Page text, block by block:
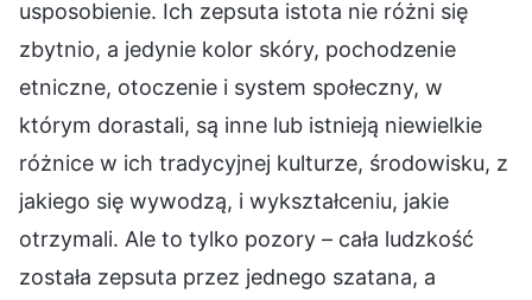
usposobienie. Ich zepsuta istota nie różni się
zbytnio, a jedynie kolor skóry, pochodzenie
etniczne, otoczenie i system społeczny, w
którym dorastali, są inne lub istnieją niewielkie
różnice w ich tradycyjnej kulturze, środowisku, z
jakiego się wywodzą, i wykształceniu, jakie
otrzymali. Ale to tylko pozory – cała ludzkość
została zepsuta przez jednego szatana, a